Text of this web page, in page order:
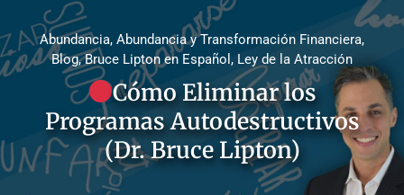
Abundancia, Abundancia y Transformación Financiera,
Blog,Bruce Lipton en Español , Ley de la Atracción
Cómo Eliminar los
Programas Autodestructivos
(Dr. Bruce Lipton)